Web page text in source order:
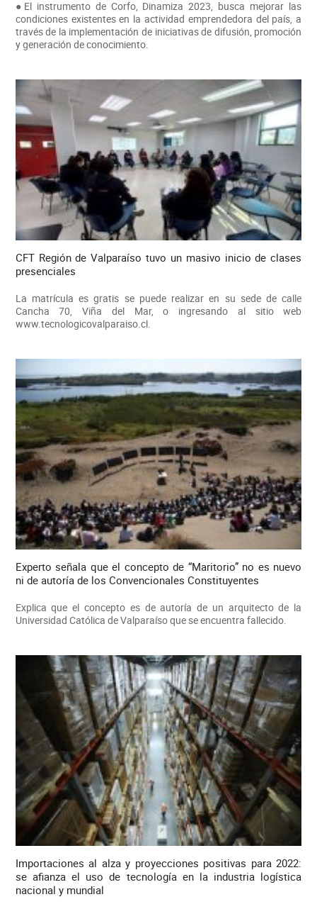
●El instrumento de Corfo, Dinamiza 2023, busca mejorar las
condiciones existentes en la actividad emprendedora del país, a
través de la implementación de iniciativas de difusión, promoción
y generación de conocimiento.
CFT Región de Valparaíso tuvo un masivo inicio de clases
presenciales
La matrícula es gratis se puede realizar en su sede de calle
Cancha 70, Viña del Mar, o ingresando al sitio web
www.tecnologicovalparaiso.cl.
Experto señala que el concepto de “Maritorio” no es nuevo
ni de autoría de los Convencionales Constituyentes
Explica que el concepto es de autoría de un arquitecto de la
Universidad Católica de Valparaíso que se encuentra fallecido.
Importaciones al alza y proyecciones positivas para 2022:
se afianza el uso de tecnología en la industria logística
nacional y mundial